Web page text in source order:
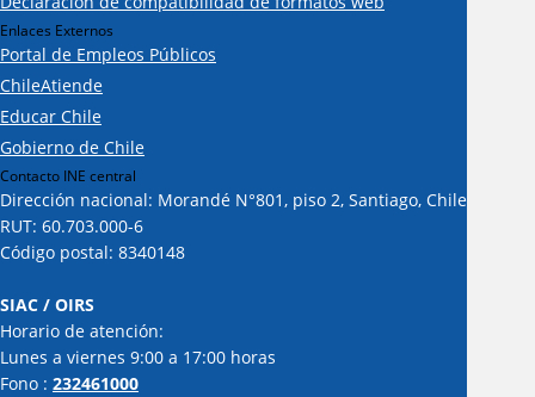
Enlaces Externos
Portal de Empleos Públicos
ChileAtiende
Educar Chile
Gobierno de Chile
Contacto INE central
Dirección nacional: Morandé N°801, piso 2, Santiago, Chile
RUT: 60.703.000-6
Código postal: 8340148
SIAC / OIRS
Horario de atención:
Lunes a viernes 9:00 a 17:00 horas
Fono : 232461000